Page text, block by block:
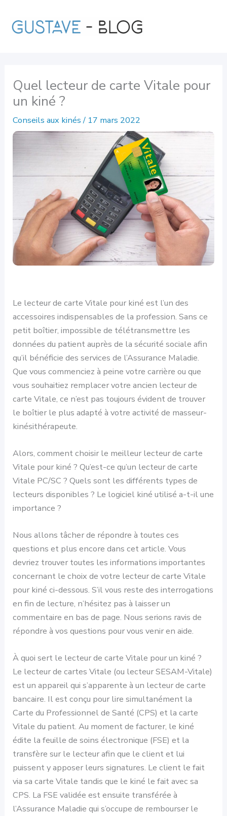
contenu
Quel lecteur de carte Vitale pour
un kiné ?
Conseils aux kinés/ 17 mars 2022
Le lecteur de carte Vitale pour kiné est l’un des
accessoires indispensables de la profession. Sans ce
petit boîtier, impossible de télétransmettre les
données du patient auprès de la sécurité sociale afin
qu’il bénéficie des services de l’Assurance Maladie.
Que vous commenciez à peine votre carrière ou que
vous souhaitiez remplacer votre ancien lecteur de
carte Vitale, ce n’est pas toujours évident de trouver
le boîtier le plus adapté à votre activité de masseur-
kinésithérapeute.
Alors, comment choisir le meilleur lecteur de carte
Vitale pour kiné ? Qu’est-ce qu’un lecteur de carte
Vitale PC/SC ? Quels sont les différents types de
lecteurs disponibles ? Le logiciel kiné utilisé a-t-il une
importance ?
Nous allons tâcher de répondre à toutes ces
questions et plus encore dans cet article. Vous
devriez trouver toutes les informations importantes
concernant le choix de votre lecteur de carte Vitale
pour kiné ci-dessous. S’il vous reste des interrogations
en fin de lecture, n’hésitez pas à laisser un
commentaire en bas de page. Nous serions ravis de
répondre à vos questions pour vous venir en aide.
À quoi sert le lecteur de carte Vitale pour un kiné ?
Le lecteur de cartes Vitale (ou lecteur SESAM-Vitale)
est un appareil qui s’apparente à un lecteur de carte
bancaire. Il est conçu pour lire simultanément la
Carte du Professionnel de Santé (CPS) et la carte
Vitale du patient. Au moment de facturer, le kiné
édite la feuille de soins électronique (FSE) et la
transfère sur le lecteur afin que le client et lui
puissent y apposer leurs signatures. Le client le fait
via sa carte Vitale tandis que le kiné le fait avec sa
CPS. La FSE validée est ensuite transférée à
l’Assurance Maladie qui s’occupe de rembourser le